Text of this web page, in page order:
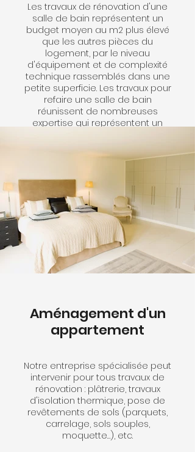
Les travaux de rénovation d'une
salle de bain représentent un
budget moyen au m2 plus élevé
que les autres pièces du
logement, par le niveau
d'équipement et de complexité
technique rassemblés dans une
petite superficie. Les travaux pour
refaire une salle de bain
réunissent de nombreuses
expertise qui représentent un
plomberie, revêtements des sols
et murs, électricité, peinture.
A celà vous devez également
ajouter un coût des matériaux et
équipements : douche,
baignoires, sèche serviettes,
miroir, carrelage...
Il existe un nombre de possibilité
infinie, il est donc recommandé
de faire appel à des experts pour
fonction de ses besoins.
Aménagement d'un
appartement
Notre entreprise spécialisée peut
intervenir pour tous travaux de
rénovation : plâtrerie, travaux
d'isolation thermique, pose de
revêtements de sols (parquets,
carrelage, sols souples,
moquette…), etc.